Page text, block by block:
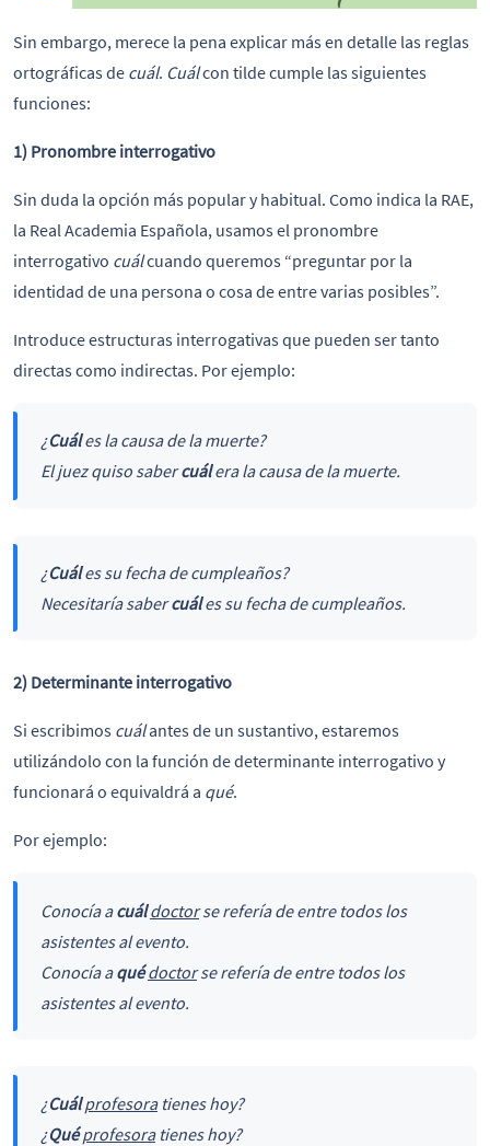
Sin embargo, merece la pena explicar más en detalle las reglas
ortográficas de cuál. Cuálcon tilde cumple las siguientes
funciones:
1) Pronombre interrogativo
Sin duda la opción más popular y habitual. Como indica la RAE,
la Real Academia Española, usamos el pronombre
interrogativo cuálcuando queremos “preguntar por la
identidad de una persona o cosa de entre varias posibles”.
Introduce estructuras interrogativas que pueden ser tanto
directas como indirectas. Por ejemplo:
¿Cuáles la causa de la muerte?
El juez quiso sabercuálera la causa de la muerte.
¿Cuáles su fecha de cumpleaños?
Necesitaría sabercuáles su fecha de cumpleaños.
2) Determinante interrogativo
Si escribimos cuálantes de un sustantivo, estaremos
utilizándolo con la función de determinante interrogativo y
funcionará o equivaldrá a qué.
Por ejemplo:
Conocía acuál doctorse refería de entre todos los
asistentes al evento.
Conocía aqué doctorse refería de entre todos los
asistentes al evento.
¿Cuál profesoratienes hoy?
¿Qué profesoratienes hoy?